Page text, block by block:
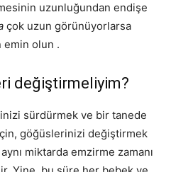
uzunluğundan endişe
çok uzun görünüyorlarsa
emin olun .
değiştirmeliyim?
sürdürmek ve bir tanede
göğüslerinizi değiştirmek
miktarda emzirme zamanı